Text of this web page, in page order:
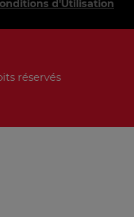
d'Utilisation
réservés